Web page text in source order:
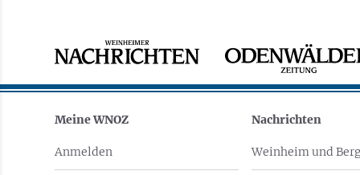
Meine WNOZ
Anmelden
Nachrichten
Weinheim und